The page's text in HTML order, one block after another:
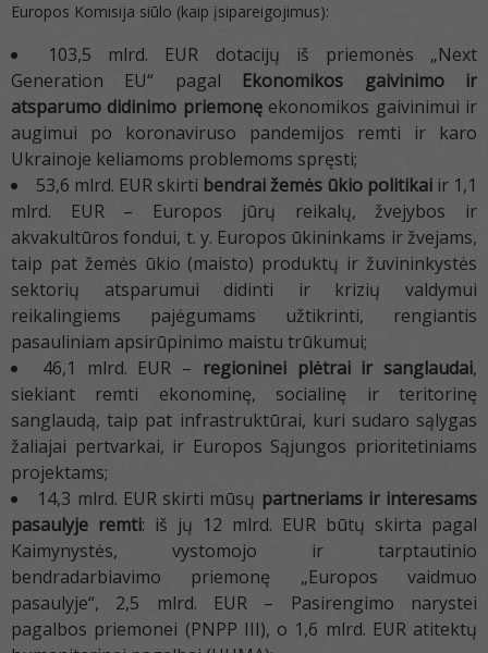
Europos Komisija siūlo (kaip įsipareigojimus):
103,5 mlrd. EUR dotacijų iš priemonės „Next
Generation EU“ pagal Ekonomikos gaivinimo ir
atsparumo didinimo priemonęekonomikos gaivinimui ir
augimui po koronaviruso pandemijos remti ir karo
Ukrainoje keliamoms problemoms spręsti;
53,6 mlrd. EUR skirti bendrai žemės ūkio politikai ir 1,1
mlrd. EUR – Europos jūrų reikalų, žvejybos ir
akvakultūros fondui, t. y. Europos ūkininkams ir žvejams,
taip pat žemės ūkio (maisto) produktų ir žuvininkystės
sektorių atsparumui didinti ir krizių valdymui
reikalingiems pajėgumams užtikrinti, rengiantis
pasauliniam apsirūpinimo maistu trūkumui;
46,1 mlrd. EUR – regioninei plėtrai ir sanglaudai,
siekiant remti ekonominę, socialinę ir teritorinę
sanglaudą, taip pat infrastruktūrai, kuri sudaro sąlygas
žaliajai pertvarkai, ir Europos Sąjungos prioritetiniams
projektams;
14,3 mlrd. EUR skirti mūsų partneriams ir interesams
pasaulyje remti: iš jų 12 mlrd. EUR būtų skirta pagal
Kaimynystės, vystomojo ir tarptautinio
bendradarbiavimo priemonę „Europos vaidmuo
pasaulyje“, 2,5 mlrd. EUR – Pasirengimo narystei
pagalbos priemonei (PNPP III), o 1,6 mlrd. EUR atitektų